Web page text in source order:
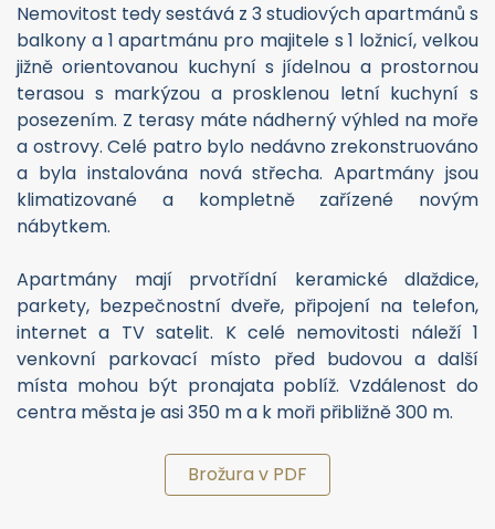
Nemovitost tedy sestává z 3 studiových apartmánů s
balkony a 1 apartmánu pro majitele s 1 ložnicí, velkou
jižně orientovanou kuchyní s jídelnou a prostornou
terasou s markýzou a prosklenou letní kuchyní s
posezením. Z terasy máte nádherný výhled na moře
a ostrovy. Celé patro bylo nedávno zrekonstruováno
a byla instalována nová střecha. Apartmány jsou
klimatizované a kompletně zařízené novým
nábytkem.
Apartmány mají prvotřídní keramické dlaždice,
parkety, bezpečnostní dveře, připojení na telefon,
internet a TV satelit. K celé nemovitosti náleží 1
venkovní parkovací místo před budovou a další
místa mohou být pronajata poblíž. Vzdálenost do
centra města je asi 350 m a k moři přibližně 300 m.
Brožura v PDF